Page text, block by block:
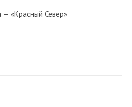
«Красный Север»